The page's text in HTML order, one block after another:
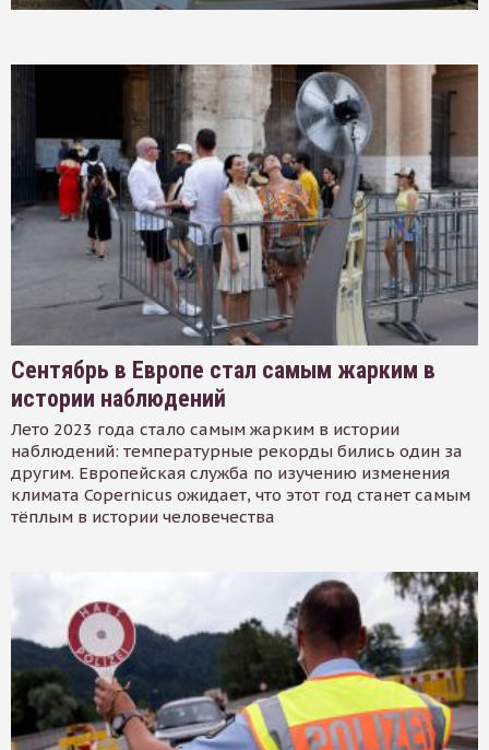
Сентябрь в Европе стал самым жарким в
истории наблюдений
Лето 2023 года стало самым жарким в истории
наблюдений: температурные рекорды бились один за
другим. Европейская служба по изучению изменения
климата Copernicus ожидает, что этот год станет самым
тёплым в истории человечества